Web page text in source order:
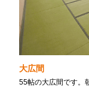
大広間
55帖の大広間です。